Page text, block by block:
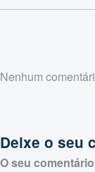
Nenhum
Deixe o seu
O seu comentário